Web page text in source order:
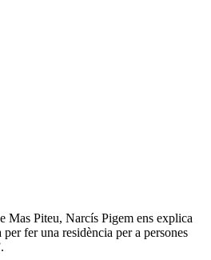
Mas Piteu, Narcís Pigem ens explica
fer una residència per a persones